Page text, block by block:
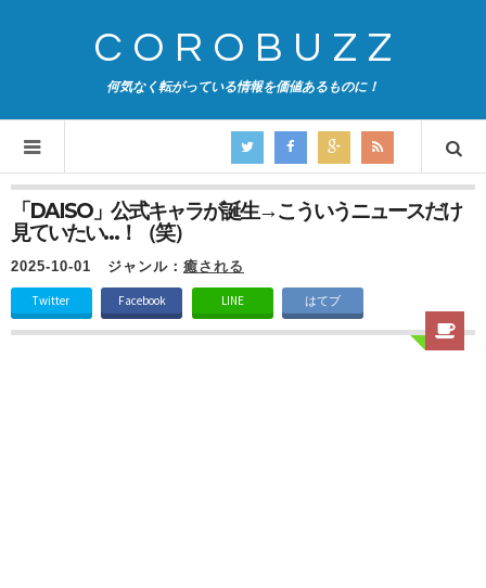
COROBUZZ
何気なく転がっている情報を価値あるものに！
「DAISO」公式キャラが誕生→こういうニュースだけ
見ていたい…！（笑）
2025-10-01 ジャンル： 癒される
Twitter Facebook LINE はてブ